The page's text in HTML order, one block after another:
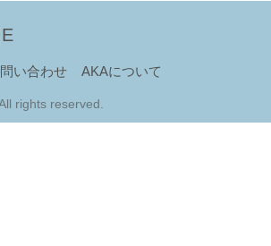
い合わせ AKAについて
rights reserved.